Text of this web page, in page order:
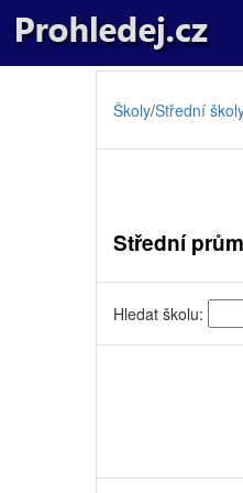
Školy/Střední
Střední
Hledat školu: